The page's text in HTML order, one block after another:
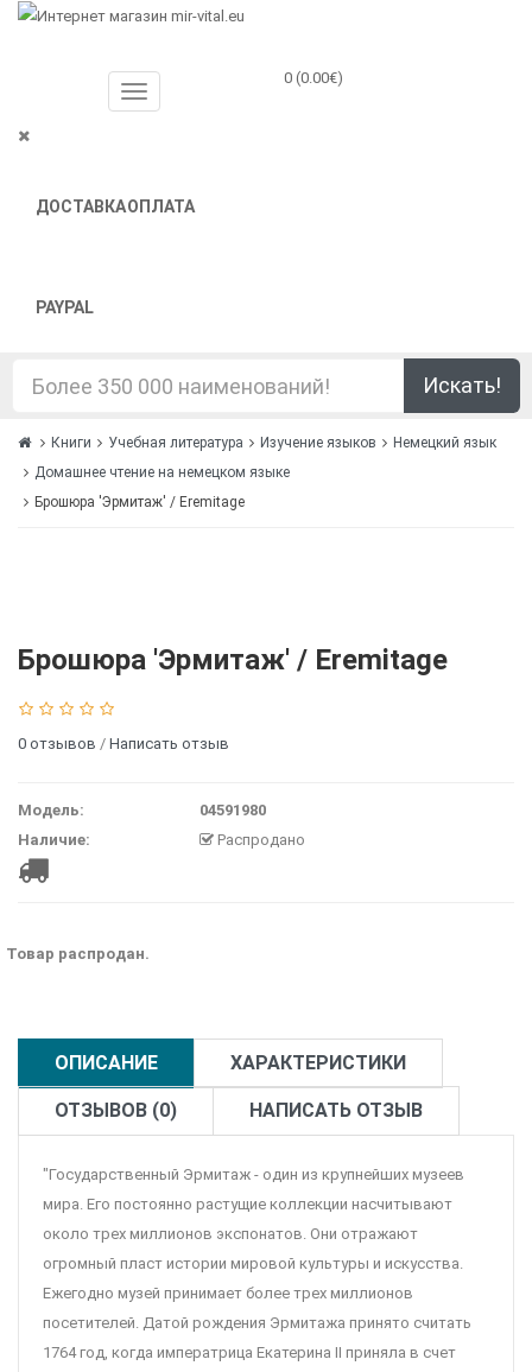
ДОСТАВКАОПЛАТА
PAYPAL
0 (0.00€)
Искать!
Книги Учебная литература Изучение языков
Немецкий язык
Домашнее чтение на немецком языке
Брошюра 'Эрмитаж' / Eremitage
Брошюра 'Эрмитаж' / Eremitage
0 отзывов / Написать отзыв
Модель:
04591980
Наличие:
Распродано
Товар распродан.
ОПИСАНИЕ ХАРАКТЕРИСТИКИ
ОТЗЫВОВ (0) НАПИСАТЬ ОТЗЫВ
"Государственный Эрмитаж - один из крупнейших музеев
мира. Его постоянно растущие коллекции насчитывают
около трех миллионов экспонатов. Они отражают
огромный пласт истории мировой культуры и искусства.
Ежегодно музей принимает более трех миллионов
посетителей. Датой рождения Эрмитажа принято считать
1764 год, когда императрица Екатерина II приняла в счет